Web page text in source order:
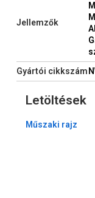
Jellemzők
Gyártói cikkszám
Letöltések
Műszaki rajz